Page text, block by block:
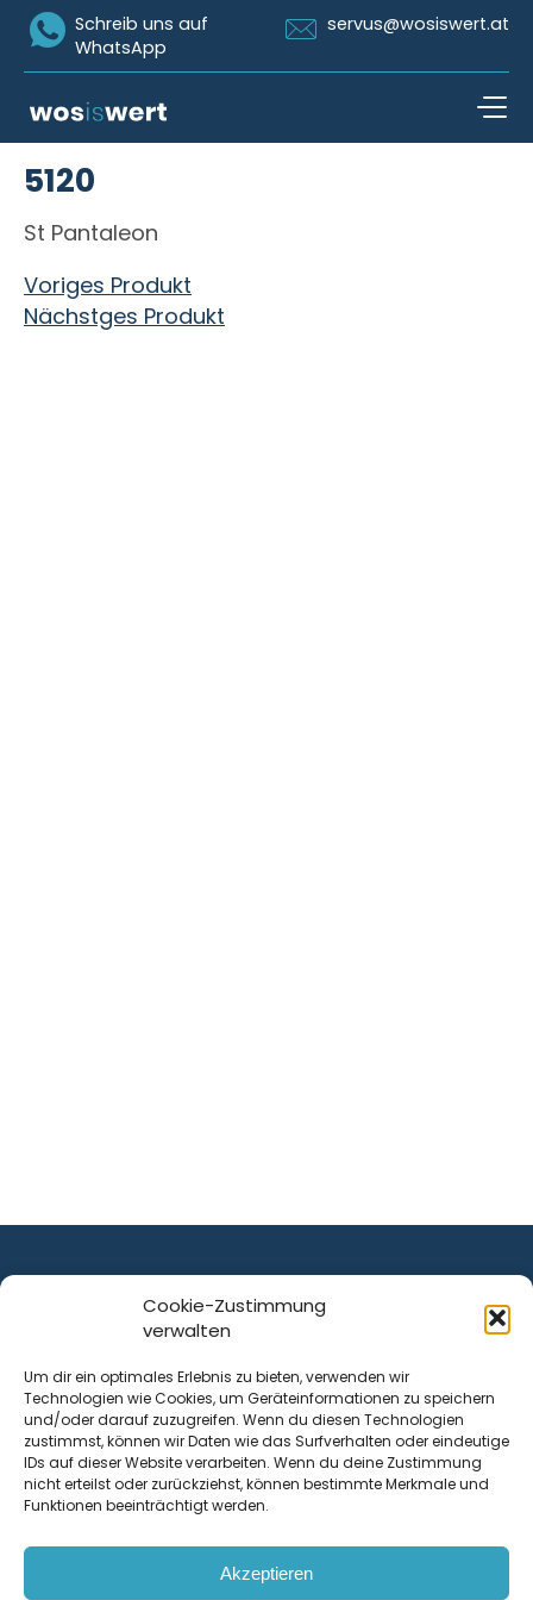
Cookie-Zustimmung
verwalten
Um dir ein optimales Erlebnis zu bieten, verwenden wir
Technologien wie Cookies, um Geräteinformationen zu speichern
und/oder darauf zuzugreifen. Wenn du diesen Technologien
zustimmst, können wir Daten wie das Surfverhalten oder eindeutige
IDs auf dieser Website verarbeiten. Wenn du deine Zustimmung
nicht erteilst oder zurückziehst, können bestimmte Merkmale und
Funktionen beeinträchtigt werden.
Akzeptieren
Icon Whatsapp
Schreib uns auf
WhatsApp
Icon Email
servus@wosiswert.at
5120
St Pantaleon
Beitragsnavigation
Voriges Produkt
Nächstges Produkt
ist ein Service von
Krenn Real GmbH
Tischlerstraße 12
4050Traun| Österreich
Kontakt